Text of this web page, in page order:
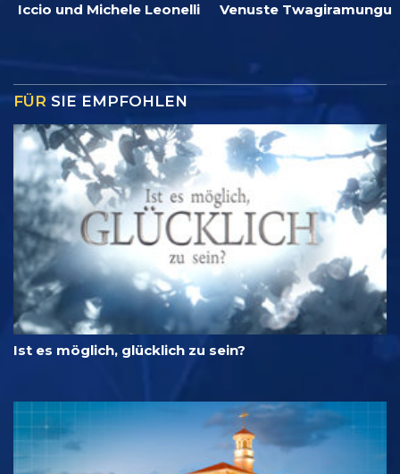
Iccio und Michele Leonelli Venuste Twagiramungu
FÜR SIE EMPFOHLEN
Ist es möglich, glücklich zu sein?